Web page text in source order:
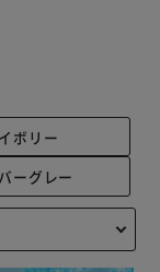
ボリー
ーグレー